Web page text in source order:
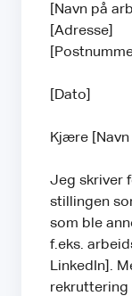
[Navn på
[Adresse]
[Dato]
Kjære
Jeg skriver
stillingen
som ble
f.eks.
LinkedIn].
rekruttering